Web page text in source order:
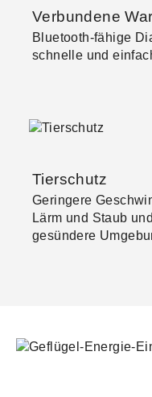
Verbundene
Bluetooth-fähige
schnelle und
Tierschutz
Geringere
Lärm und Staub
gesündere